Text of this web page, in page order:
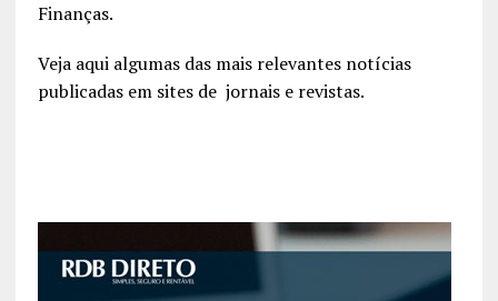
Finanças.
Veja aqui algumas das mais relevantes notícias
publicadas em sites de jornais e revistas.